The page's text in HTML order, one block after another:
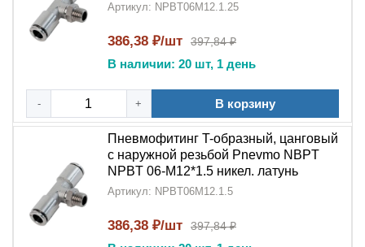
Артикул: NPBT06M12.1.25
386,38 ₽/шт 397,84 ₽
В наличии: 20 шт, 1 день
- + В корзину
Пневмофитинг T-образный, цанговый
с наружной резьбой Pnevmo NBPT
NPBT 06-M12*1.5 никел. латунь
Артикул: NPBT06M12.1.5
386,38 ₽/шт 397,84 ₽